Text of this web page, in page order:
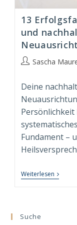
13
und
Beitrags-
Sascha
Deine
Persönlichkeit
Fundament –
Weiterlesen 13
Suche